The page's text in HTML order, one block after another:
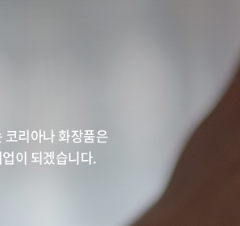
코리아나 화장품은
이 되겠습니다.